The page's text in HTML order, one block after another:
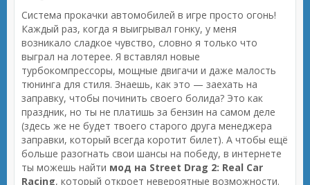
Система прокачки автомобилей в игре просто огонь!
Каждый раз, когда я выигрывал гонку, у меня
возникало сладкое чувство, словно я только что
выграл на лотерее. Я вставлял новые
турбокомпрессоры, мощные двигачи и даже малость
тюнинга для стиля. Знаешь, как это — заехать на
заправку, чтобы починить своего болида? Это как
праздник, но ты не платишь за бензин на самом деле
(здесь же не будет твоего старого друга менеджера
заправки, который всегда коротит билет). А чтобы ещё
больше разогнать свои шансы на победу, в интернете
ты можешь найти мод на Street Drag 2: Real Car
Racing, который откроет невероятные возможности.